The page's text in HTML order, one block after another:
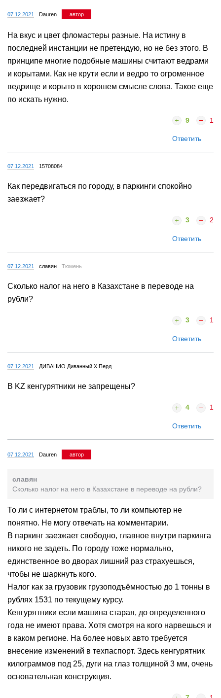
07.12.2021 Dauren автор
На вкус и цвет фломастеры разные. На истину в
последней инстанции не претендую, но не без этого. В
принципе многие подобные машины считают ведрами
и корытами. Как не крути если и ведро то огроменное
ведрище и корыто в хорошем смысле слова. Такое еще
по искать нужно.
9 1
Ответить
07.12.2021 15708084
Как передвигаться по городу, в паркинги спокойно
заезжает?
3 2
Ответить
07.12.2021 славян Тюмень
Сколько налог на него в Казахстане в переводе на
рубли?
3 1
Ответить
07.12.2021 ДИВАНИО Диванный X Перд
В KZ кенгурятники не запрещены?
4 1
Ответить
07.12.2021 Dauren автор
славян
Сколько налог на него в Казахстане в переводе на рубли?
То ли с интернетом траблы, то ли компьютер не
понятно. Не могу отвечать на комментарии.
В паркинг заезжает свободно, главное внутри паркинга
никого не задеть. По городу тоже нормально,
единственное во дворах лишний раз страхуешься,
чтобы не шаркнуть кого.
Налог как за грузовик грузоподъёмностью до 1 тонны в
рублях 1531 по текущему курсу.
Кенгурятники если машина старая, до определенного
года не имеют права. Хотя смотря на кого нарвешься и
в каком регионе. На более новых авто требуется
внесение изменений в техпаспорт. Здесь кенгурятник
килограммов под 25, дуги на глаз толщиной 3 мм, очень
основательная конструкция.